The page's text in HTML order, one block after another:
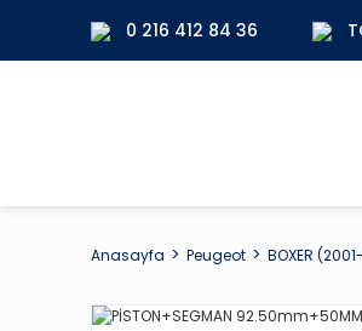
0 216 412 84 36
Anasayfa Peugeot BOXER